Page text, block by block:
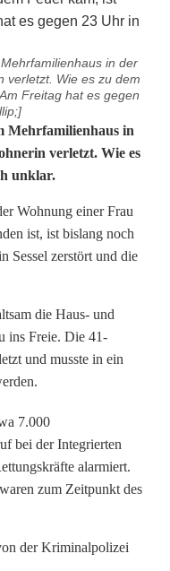
in der
verletzt. Wie es zu dem
Freitag hat es gegen
Mehrfamilienhaus in
verletzt. Wie es
unklar.
Wohnung einer Frau
ist, ist bislang noch
Sessel zerstört und die
die Haus- und
ins Freie. Die 41-
und musste in ein
7.000
bei der Integrierten
alarmiert.
zum Zeitpunkt des
der Kriminalpolizei